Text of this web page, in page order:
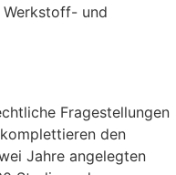
und
Fragestellungen
den
Jahre angelegten